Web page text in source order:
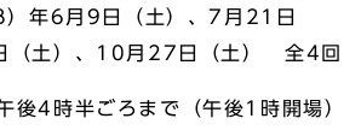
年6月9日（土）、7月21日
（土）、10月27日（土） 全4回
後4時半ごろまで（午後1時開場）